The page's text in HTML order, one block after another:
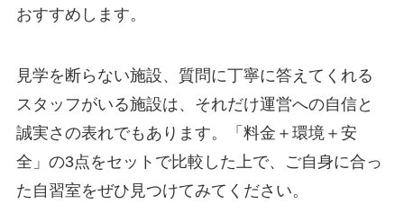
おすすめします。
見学を断らない施設、質問に丁寧に答えてくれる
スタッフがいる施設は、それだけ運営への自信と
誠実さの表れでもあります。「料金＋環境＋安
全」の3点をセットで比較した上で、ご自身に合っ
た自習室をぜひ見つけてみてください。